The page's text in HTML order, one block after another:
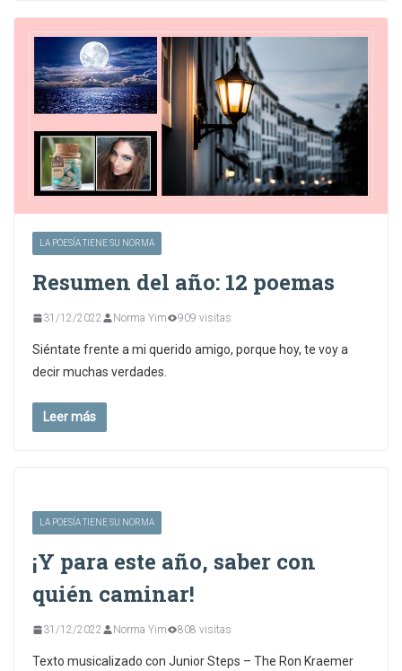
LA POESÍA TIENE SU NORMA
Resumen del año: 12 poemas
31/12/2022 Norma Yim 909 visitas
Siéntate frente a mi querido amigo, porque hoy, te voy a
decir muchas verdades.
Leer más
LA POESÍA TIENE SU NORMA
¡Y para este año, saber con
quién caminar!
31/12/2022 Norma Yim 808 visitas
Texto musicalizado con Junior Steps – The Ron Kraemer